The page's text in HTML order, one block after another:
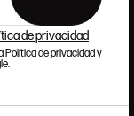
de privacidad
Política de privacidady
buscamos
Arte, la Cultura,